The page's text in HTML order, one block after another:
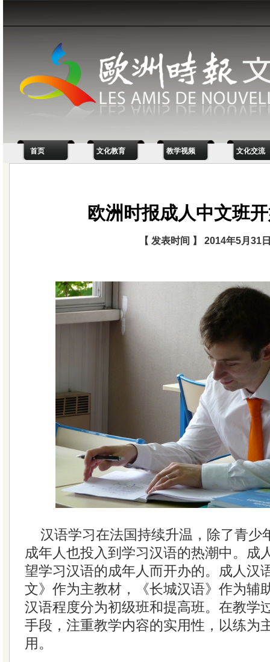
首页 文化教育 教学视频 文化交流
欧洲时报成人中文班
【 发表时间 】 2014年5月31
汉语学习在法国持续升温，除了青少
成年人也投入到学习汉语的热潮中。成
望学习汉语的成年人而开办的。成人汉
文》作为主教材，《长城汉语》作为辅
汉语程度分为初级班和提高班。在教学
手段，注重教学内容的实用性，以练为
用。